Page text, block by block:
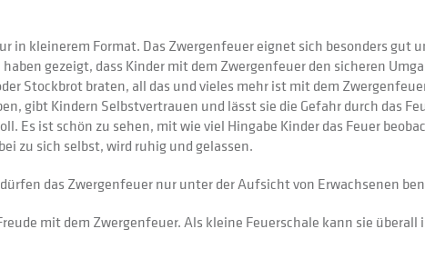
in kleinerem Format. Das Zwergenfeuer eignet sich besonders gut
gezeigt, dass Kinder mit dem Zwergenfeuer den sicheren
Stockbrot braten, all das und vieles mehr ist mit dem
gibt Kindern Selbstvertrauen und lässt sie die Gefahr durch das
Es ist schön zu sehen, mit wie viel Hingabe Kinder das Feuer
zu sich selbst, wird ruhig und gelassen.
das Zwergenfeuer nur unter der Aufsicht von Erwachsenen
mit dem Zwergenfeuer. Als kleine Feuerschale kann sie